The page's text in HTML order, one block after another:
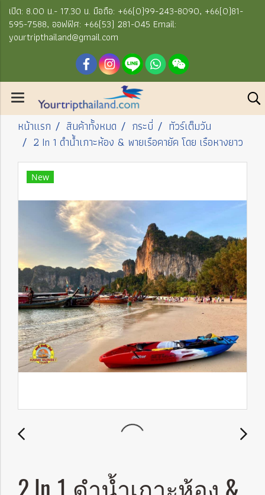
เปิด: 8.00 น.- 17.30 น. มือถือ: +66(0)99-243-8090, +66(0)81-
595-7588, ออฟฟิศ: +66(53) 281-045 Email:
yourtripthailand@gmail.com
หน้าแรก สินค้าทั้งหมด กระบี่
ทัวร์เต็มวัน
2 In 1 ดำน้ำเกาะห้อง & พายเรือคายัค โดย เรือหางยาว
New